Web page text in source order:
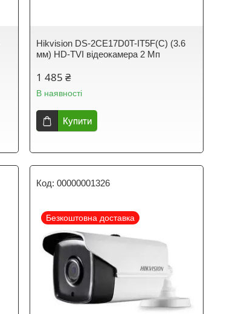
Hikvision DS-2CE17D0T-IT5F(C) (3.6
мм) HD-TVI відеокамера 2 Мп
1 485 ₴
В наявності
Купити
00000001326
Безкоштовна доставка